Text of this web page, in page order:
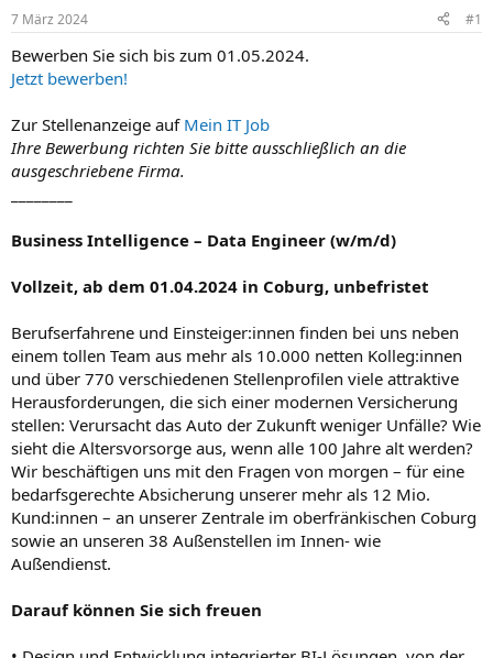
l
e
r
l
t
a
m
7 März 2024 #1
Bewerben Sie sich bis zum 01.05.2024.
Jetzt bewerben!
Zur Stellenanzeige auf Mein IT Job
Ihre Bewerbung richten Sie bitte ausschließlich an die
ausgeschriebene Firma.
Business Intelligence – Data Engineer (w/m/d)
Vollzeit, ab dem 01.04.2024 in Coburg, unbefristet
Berufserfahrene und Einsteiger:innen finden bei uns neben
einem tollen Team aus mehr als 10.000 netten Kolleg:innen
und über 770 verschiedenen Stellenprofilen viele attraktive
Herausforderungen, die sich einer modernen Versicherung
stellen: Verursacht das Auto der Zukunft weniger Unfälle? Wie
sieht die Altersvorsorge aus, wenn alle 100 Jahre alt werden?
Wir beschäftigen uns mit den Fragen von morgen – für eine
bedarfsgerechte Absicherung unserer mehr als 12 Mio.
Kund:innen – an unserer Zentrale im oberfränkischen Coburg
sowie an unseren 38 Außenstellen im Innen- wie
Außendienst.
Darauf können Sie sich freuen